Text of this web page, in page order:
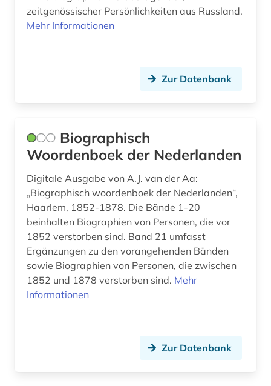
fid darstellende kunst (1)
film (7)
finnland (5)
firma (1)
fische (1)
flucht (2)
flüchtling (1)
flüchtlingspolitik (1)
forschung (1)
zeitgenössischer Persönlichkeiten aus Russland.
Mehr Informationen
Zur Datenbank
Biographisch
Woordenboek der Nederlanden
Digitale Ausgabe von A.J. van der Aa:
„Biographisch woordenboek der Nederlanden“,
Haarlem, 1852-1878. Die Bände 1-20
beinhalten Biographien von Personen, die vor
1852 verstorben sind. Band 21 umfasst
Ergänzungen zu den vorangehenden Bänden
sowie Biographien von Personen, die zwischen
1852 und 1878 verstorben sind. Mehr
Informationen
Zur Datenbank